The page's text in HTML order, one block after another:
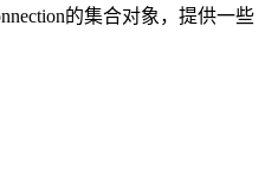
的集合对象，提供一些